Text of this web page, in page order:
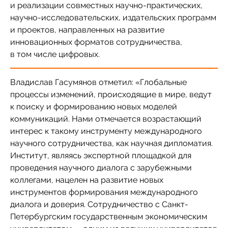
и реализации совместных научно-практических,
научно-исследовательских, издательских программ
и проектов, направленных на развитие
инновационных форматов сотрудничества,
в том числе цифровых.
Владислав Гасумянов отметил: «Глобальные
процессы изменений, происходящие в мире, ведут
к поиску и формированию новых моделей
коммуникаций. Нами отмечается возрастающий
интерес к такому инструменту международного
научного сотрудничества, как научная дипломатия.
Институт, являясь экспертной площадкой для
проведения научного диалога с зарубежными
коллегами, нацелен на развитие новых
инструментов формирования международного
диалога и доверия. Сотрудничество с Санкт-
Петербургским государственным экономическим